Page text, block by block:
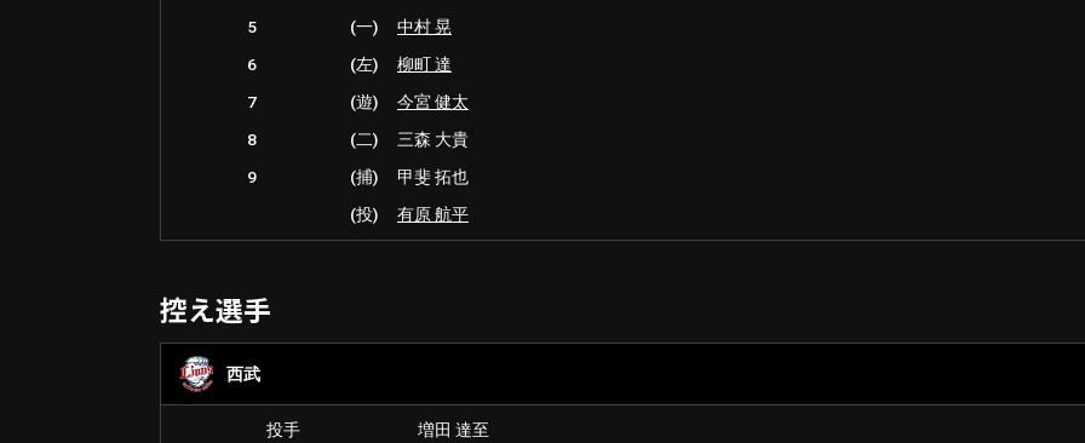
5
(一)
中村 晃
6
(左)
柳町 達
7
(遊)
今宮 健太
8
(二)
三森 大貴
9
(捕)
甲斐 拓也
(投)
有原 航平
控え選手
西武
投手
増田 達至